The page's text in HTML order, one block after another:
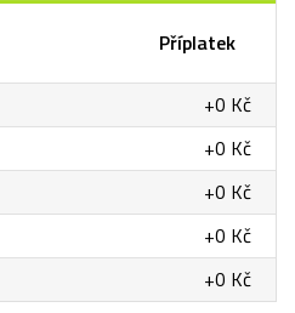
Příplatek
+0 Kč
+0 Kč
+0 Kč
+0 Kč
+0 Kč